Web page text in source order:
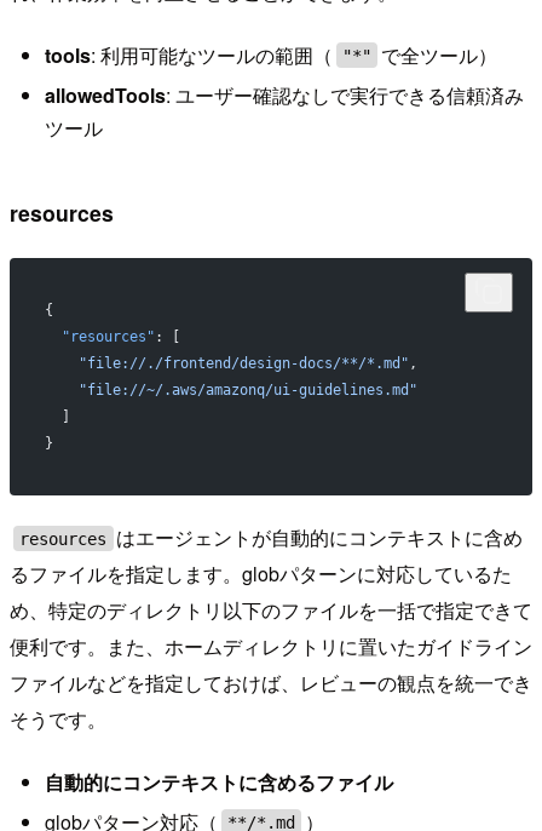
tools: 利用可能なツールの範囲（ "*"
で全ツール）
allowedTools: ユーザー確認なしで実行できる信頼済み
ツール
resources
{
  "resources"
: [
    "file://./frontend/design-docs/**/*.md"
,
    "file://~/.aws/amazonq/ui-guidelines.md"
  ]
}
resources
はエージェントが自動的にコンテキストに含め
るファイルを指定します。globパターンに対応しているた
め、特定のディレクトリ以下のファイルを一括で指定できて
便利です。また、ホームディレクトリに置いたガイドライン
ファイルなどを指定しておけば、レビューの観点を統一でき
そうです。
自動的にコンテキストに含めるファイル
globパターン対応（
**/*.md
）